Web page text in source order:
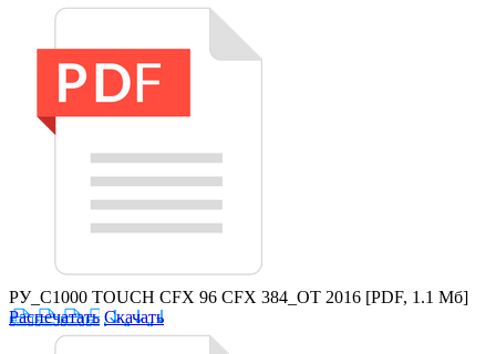
РУ_C1000 TOUCH CFX 96 CFX 384_ОТ 2016 [PDF, 1.1 Мб]
Распечатать Скачать